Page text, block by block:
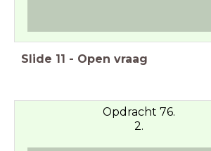
Slide 11 - Open vraag
Opdracht 76.
2.